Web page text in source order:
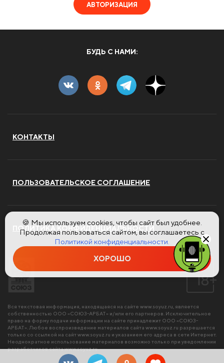
АВТОРИЗАЦИЯ
БУДЬ С НАМИ:
КОНТАКТЫ
ПОЛЬЗОВАТЕЛЬСКОЕ СОГЛАШЕНИЕ
ПОЛИТИКА КОНФИДЕНЦИАЛЬНОСТИ
Вся текстовая информация, находящаяся на сайте www.soyuz.ru , является
собственностью ООО «СОЮЗ-АРБАТ» и/или его партнеров. Исключительное
право на форму подачи информации на сайте принадлежит ООО «СОЮЗ-
АРБАТ». Любое воспроизведение материалов сайта www.soyuz.ru разрешается
только со ссылкой на сайтwww.soyuz.ru и указанием его адреса в сети Интернет.
Неоднократное использование материалов возможно только при уведомлении
разработчиков сайтаwww.soyuz.ru.
🍪 Мы используем cookies, чтобы сайт был удобнее.
Продолжая пользоваться сайтом, вы соглашаетесь с
Политикой конфиденциальности.
ХОРОШО